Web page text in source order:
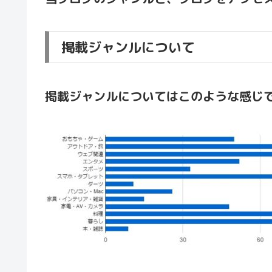
掲載ジャンルについて
掲載ジャンルについてはこのような感じ